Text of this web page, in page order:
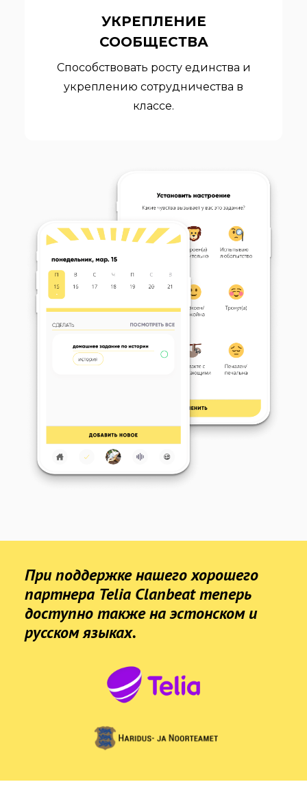
УКРЕПЛЕНИЕ
СООБЩЕСТВА
Способствовать росту единства и
укреплению сотрудничества в
классе.
При поддержке нашего хорошего
партнера Telia Clanbeat теперь
доступно также на эстонском и
русском языках.